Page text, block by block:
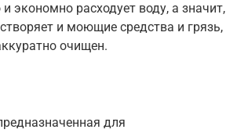
экономно расходует воду, а значит,
и моющие средства и грязь,
очищен.
для